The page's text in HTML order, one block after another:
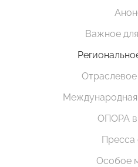
Важное
Международная
ОПОРА в
Пресса
Особое